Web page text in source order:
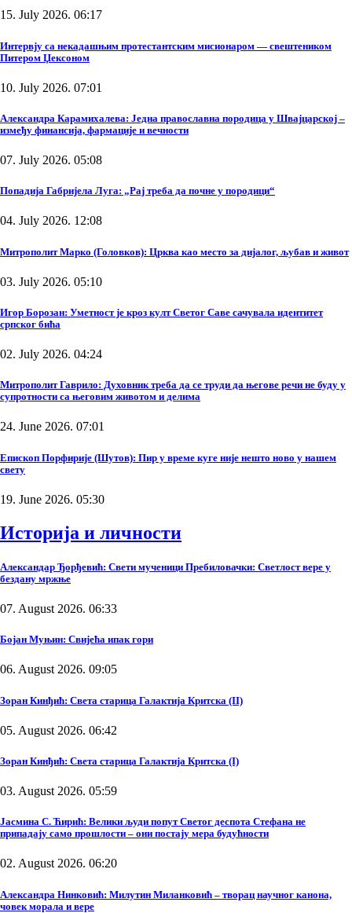
15. July 2026. 06:17
Интервју са некадашњим протестантским мисионаром — свештеником
Питером Џексоном
10. July 2026. 07:01
Александра Карамихалева: Једна православна породица у Швајцарској –
између финансија, фармације и вечности
07. July 2026. 05:08
Попадија Габријела Луга: „Рај треба да почне у породици“
04. July 2026. 12:08
Митрополит Марко (Головков): Црква као место за дијалог, љубав и живот
03. July 2026. 05:10
Игор Борозан: Уметност је кроз култ Светог Саве сачувала идентитет
српског бића
02. July 2026. 04:24
Митрополит Гаврило: Духовник треба да се труди да његове речи не буду у
супротности са његовим животом и делима
24. June 2026. 07:01
Епископ Порфирије (Шутов): Пир у време куге није нешто ново у нашем
свету
19. June 2026. 05:30
Историја и личности
Александар Ђорђевић: Свети мученици Пребиловачки: Светлост вере у
бездану мржње
07. August 2026. 06:33
Бојан Муњин: Свијећа ипак гори
06. August 2026. 09:05
Зоран Кинђић: Света старица Галактија Критска (II)
05. August 2026. 06:42
Зоран Кинђић: Света старица Галактија Критска (I)
03. August 2026. 05:59
Јасмина С. Ћирић: Велики људи попут Светог деспота Стефана не
припадају само прошлости – они постају мера будућности
02. August 2026. 06:20
Александра Нинковић: Милутин Миланковић – творац научног канона,
човек морала и вере